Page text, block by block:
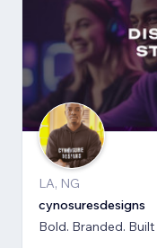
LA, NG
cynosuresdesigns
Bold. Branded. Built